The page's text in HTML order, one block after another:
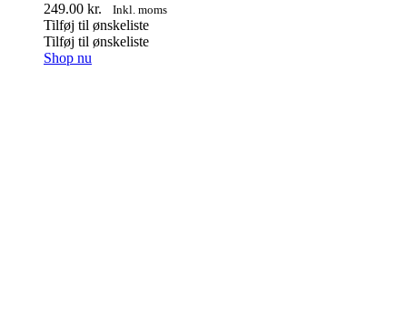
249.00 kr. Inkl. moms
Tilføj til ønskeliste
Tilføj til ønskeliste
Shop nu